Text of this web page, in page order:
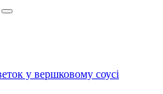
у вершковому соусі